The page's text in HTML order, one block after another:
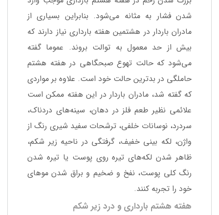
شدن فشار به مثانه می‌شود. بنابراین بسیاری از
مادران باردار در هشتمین هفته بارداری نیاز دارند که
بیش از حد معمول به توالت بروند. عموما گفته
می‌شود که حالت تهوع صبحگاهی در هفته هشتم
حاملگی در بدترین حالت خود است. علاوه بر مواردی
که گفته شد، مادران باردار در این هفته ممکن است
علائمی نظیر طعم فلز در دهان، سینه‌های دردناک،
سردرد، نوسانات خلفی، ترشحات سفید شیری رنگ از
واژن، لکه بینی خفیف، گرفتگی در ناحیه زیر شکم،
ظاهر شدن لکه‌های تیره روی پوست یا تیره شدن
رنگ کلی پوست، نفخ و ضخیم و براق شدن موهای
خود را تجربه کنند.
هفته هشتم بارداری و درد زیر شکم